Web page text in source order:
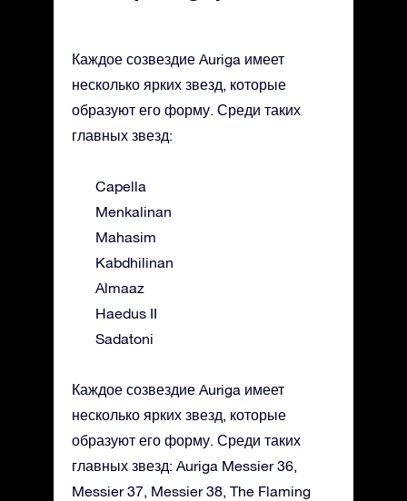
Каждое созвездие Auriga имеет
несколько ярких звезд, которые
образуют его форму. Среди таких
главных звезд:
Capella
Menkalinan
Mahasim
Kabdhilinan
Almaaz
Haedus II
Sadatoni
Каждое созвездие Auriga имеет
несколько ярких звезд, которые
образуют его форму. Среди таких
главных звезд: Auriga Messier 36,
Messier 37, Messier 38, The Flaming